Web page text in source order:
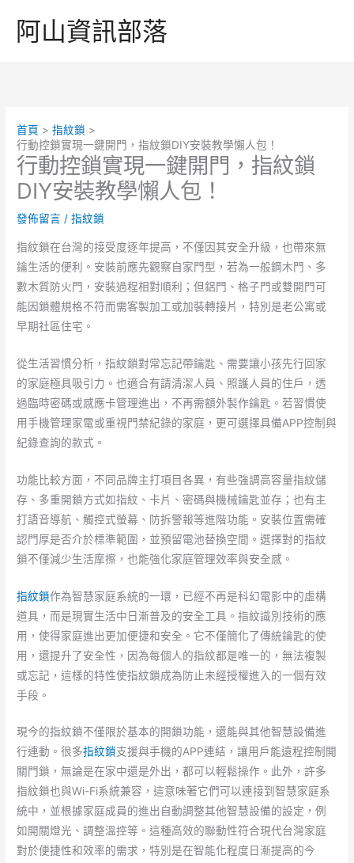
阿山資訊部落
首頁
指紋鎖
行動控鎖實現一鍵開門，指紋鎖DIY安裝教學懶人包！
行動控鎖實現一鍵開門，指紋鎖
DIY安裝教學懶人包！
發佈留言 /指紋鎖
指紋鎖在台灣的接受度逐年提高，不僅因其安全升級，也帶來無
鑰生活的便利。安裝前應先觀察自家門型，若為一般鋼木門、多
數木質防火門，安裝過程相對順利；但鋁門、格子門或雙開門可
能因鎖體規格不符而需客製加工或加裝轉接片，特別是老公寓或
早期社區住宅。
從生活習慣分析，指紋鎖對常忘記帶鑰匙、需要讓小孩先行回家
的家庭極具吸引力。也適合有請清潔人員、照護人員的住戶，透
過臨時密碼或感應卡管理進出，不再需額外製作鑰匙。若習慣使
用手機管理家電或重視門禁紀錄的家庭，更可選擇具備APP控制與
紀錄查詢的款式。
功能比較方面，不同品牌主打項目各異，有些強調高容量指紋儲
存、多重開鎖方式如指紋、卡片、密碼與機械鑰匙並存；也有主
打語音導航、觸控式螢幕、防拆警報等進階功能。安裝位置需確
認門厚是否介於標準範圍，並預留電池替換空間。選擇對的指紋
鎖不僅減少生活摩擦，也能強化家庭管理效率與安全感。
指紋鎖作為智慧家庭系統的一環，已經不再是科幻電影中的虛構
道具，而是現實生活中日漸普及的安全工具。指紋識別技術的應
用，使得家庭進出更加便捷和安全。它不僅簡化了傳統鑰匙的使
用，還提升了安全性，因為每個人的指紋都是唯一的，無法複製
或忘記，這樣的特性使指紋鎖成為防止未經授權進入的一個有效
手段。
現今的指紋鎖不僅限於基本的開鎖功能，還能與其他智慧設備進
行連動。很多指紋鎖支援與手機的APP連結，讓用戶能遠程控制開
關門鎖，無論是在家中還是外出，都可以輕鬆操作。此外，許多
指紋鎖也與Wi-Fi系統兼容，這意味著它們可以連接到智慧家庭系
統中，並根據家庭成員的進出自動調整其他智慧設備的設定，例
如開關燈光、調整溫控等。這種高效的聯動性符合現代台灣家庭
對於便捷性和效率的需求，特別是在智能化程度日漸提高的今